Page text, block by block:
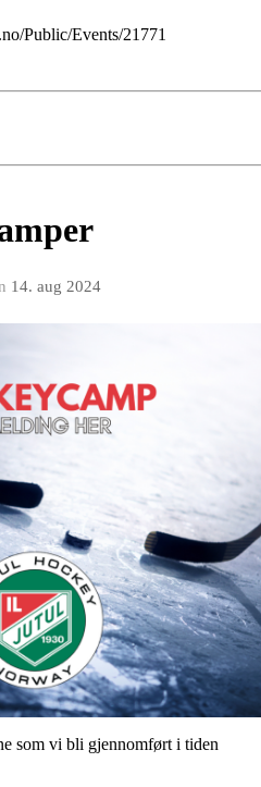
Public/Events/21771
14. aug 2024
som vi bli gjennomført i tiden